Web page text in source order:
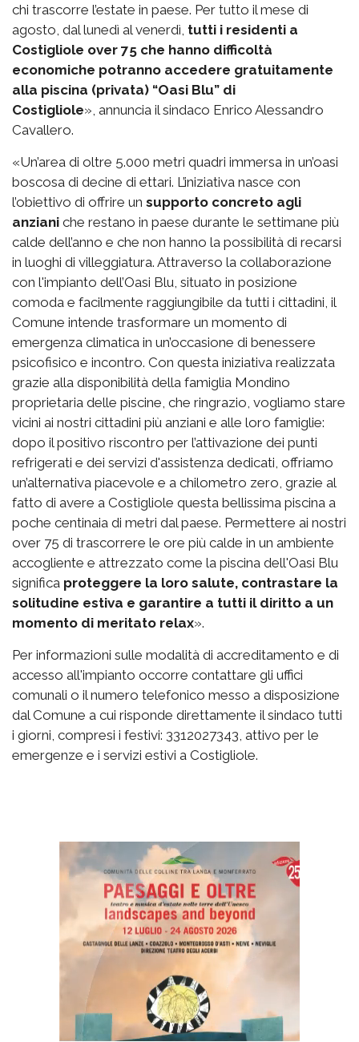
chi trascorre l’estate in paese. Per tutto il mese di
agosto, dal lunedì al venerdì, tutti i residenti a
Costigliole over 75 che hanno difficoltà
economiche potranno accedere gratuitamente
alla piscina (privata) “Oasi Blu” di
Costigliole», annuncia il sindaco Enrico Alessandro
Cavallero.
«Un’area di oltre 5.000 metri quadri immersa in un’oasi
boscosa di decine di ettari. L’iniziativa nasce con
l’obiettivo di offrire un supporto concreto agli
anziani che restano in paese durante le settimane più
calde dell’anno e che non hanno la possibilità di recarsi
in luoghi di villeggiatura. Attraverso la collaborazione
con l'impianto dell’Oasi Blu, situato in posizione
comoda e facilmente raggiungibile da tutti i cittadini, il
Comune intende trasformare un momento di
emergenza climatica in un’occasione di benessere
psicofisico e incontro. Con questa iniziativa realizzata
grazie alla disponibilità della famiglia Mondino
proprietaria delle piscine, che ringrazio, vogliamo stare
vicini ai nostri cittadini più anziani e alle loro famiglie:
dopo il positivo riscontro per l’attivazione dei punti
refrigerati e dei servizi d'assistenza dedicati, offriamo
un’alternativa piacevole e a chilometro zero, grazie al
fatto di avere a Costigliole questa bellissima piscina a
poche centinaia di metri dal paese. Permettere ai nostri
over 75 di trascorrere le ore più calde in un ambiente
accogliente e attrezzato come la piscina dell'Oasi Blu
significa proteggere la loro salute, contrastare la
solitudine estiva e garantire a tutti il diritto a un
momento di meritato relax».
Per informazioni sulle modalità di accreditamento e di
accesso all'impianto occorre contattare gli uffici
comunali o il numero telefonico messo a disposizione
dal Comune a cui risponde direttamente il sindaco tutti
i giorni, compresi i festivi: 3312027343, attivo per le
emergenze e i servizi estivi a Costigliole.